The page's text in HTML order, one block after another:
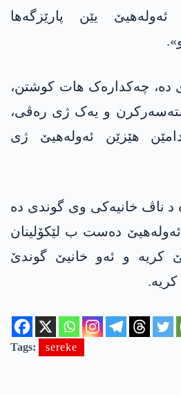
یێن پارێزگەها
چەکدارەک هات کوشتن،
و یەک ژی رەڤی،
هێزێن ئەولەهیێ ژی
ناڤ خانیەکی وی گوندی دە
دەست ب لێکۆلینان
کریە و ئەو خانیێ گوندێ
کریە.
Tags: sereke